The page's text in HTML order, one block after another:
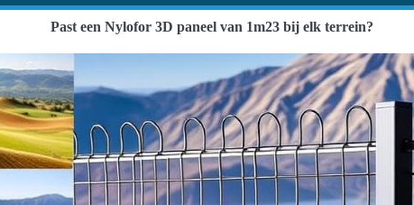
Past een Nylofor 3D paneel van 1m23 bij elk terrein?